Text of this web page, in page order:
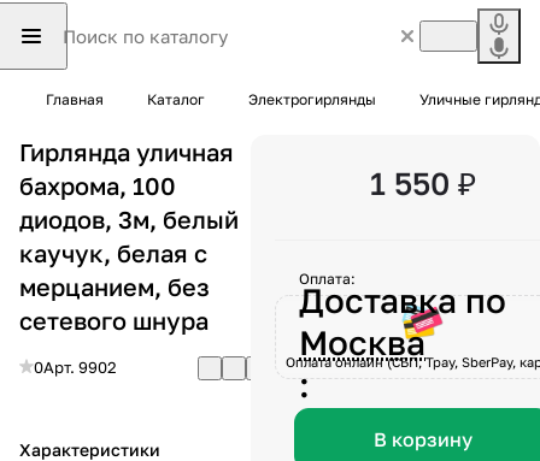
Главная Каталог Электрогирлянды Уличные
Гирлянда уличная
бахрома, 100
диодов, 3м, белый
каучук, белая с
мерцанием, без
сетевого шнура
0Арт. 9902
Характеристики
1 550 ₽
Доставка по
Москва
:
Оплата:
Оплата онлайн (СБП, Tpay, SberPay,
В корзину